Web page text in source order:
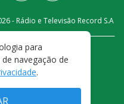
- Rádio e Televisão Record S.A
PRIVACIDADE
DE USO
para
navegação de
.